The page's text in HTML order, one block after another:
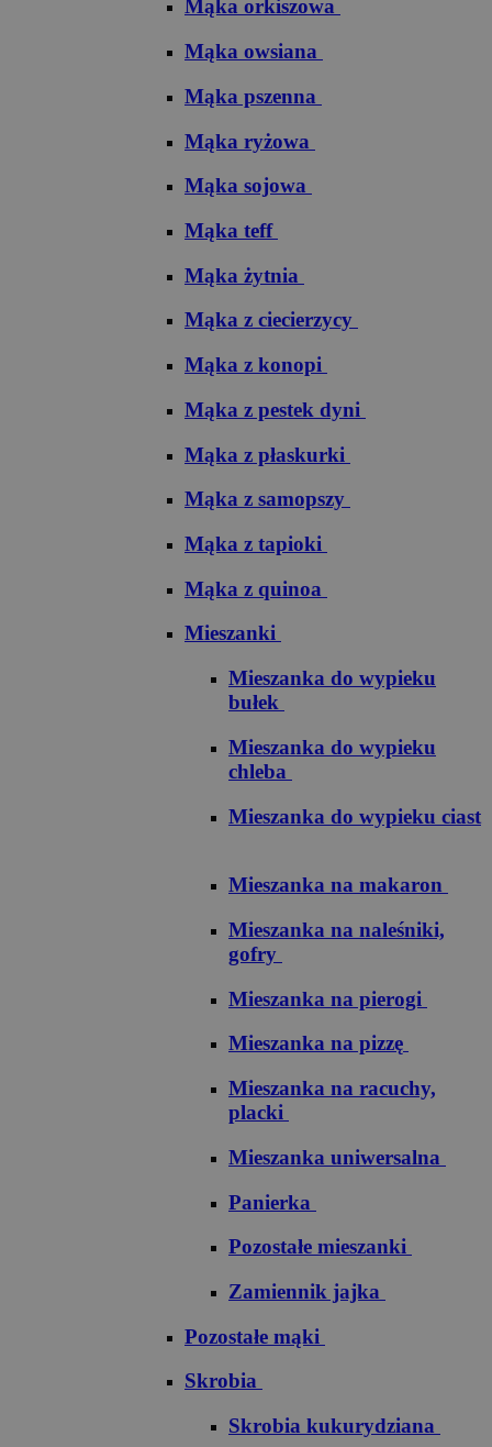
Mąka orkiszowa
Mąka owsiana
Mąka pszenna
Mąka ryżowa
Mąka sojowa
Mąka teff
Mąka żytnia
Mąka z ciecierzycy
Mąka z konopi
Mąka z pestek dyni
Mąka z płaskurki
Mąka z samopszy
Mąka z tapioki
Mąka z quinoa
Mieszanki
Mieszanka do wypieku
bułek
Mieszanka do wypieku
chleba
Mieszanka do wypieku ciast
Mieszanka na makaron
Mieszanka na naleśniki,
gofry
Mieszanka na pierogi
Mieszanka na pizzę
Mieszanka na racuchy,
placki
Mieszanka uniwersalna
Panierka
Pozostałe mieszanki
Zamiennik jajka
Pozostałe mąki
Skrobia
Skrobia kukurydziana